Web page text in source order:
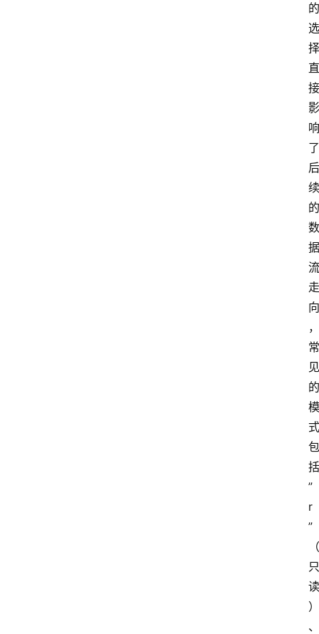
的
选
择
直
接
影
响
了
后
续
的
数
据
流
走
向
，
常
见
的
模
式
包
括
”
r
”
（
只
读
）
、